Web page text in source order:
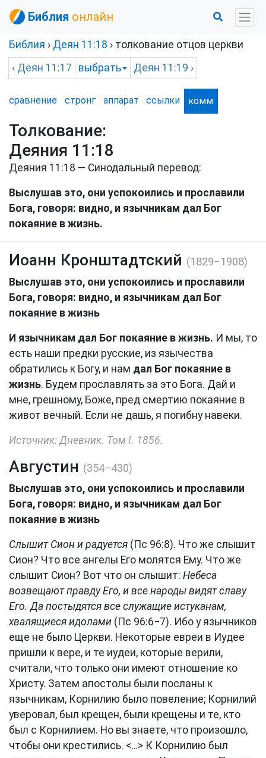
Библия онлайн
Библия › Деян 11:18 › толкование отцов церкви
‹ Деян 11:17 выбрать Деян 11:19 ›
сравнение стронг аппарат ссылки комм
Толкование:
Деяния 11:18
Деяния 11:18 — Синодальный перевод:
Выслушав это, они успокоились и прославили
Бога, говоря: видно, и язычникам дал Бог
покаяние в жизнь.
Иоанн Кронштадтский (1829−1908)
Выслушав это, они успокоились и прославили
Бога, говоря: видно, и язычникам дал Бог
покаяние в жизнь
И язычникам дал Бог покаяние в жизнь. И мы, то
есть наши предки русские, из язычества
обратились к Богу, и нам дал Бог покаяние в
жизнь. Будем прославлять за это Бога. Дай и
мне, грешному, Боже, пред смертию покаяние в
живот вечный. Если не дашь, я погибну навеки.
Источник: Дневник. Том I. 1856.
Августин (354−430)
Выслушав это, они успокоились и прославили
Бога, говоря: видно, и язычникам дал Бог
покаяние в жизнь
Слышит Сион и радуется (Пс 96:8). Что же слышит
Сион? Что все ангелы Его молятся Ему. Что же
слышит Сион? Вот что он слышит: Небеса
возвещают правду Его, и все народы видят славу
Его. Да постыдятся все служащие истуканам,
хвалящиеся идолами (Пс 96:6−7). Ибо у язычников
еще не было Церкви. Некоторые евреи в Иудее
пришли к вере, и те иудеи, которые верили,
считали, что только они имеют отношение ко
Христу. Затем апостолы были посланы к
язычникам, Корнилию было повеление; Корнилий
уверовал, был крещен, были крещены и те, кто
был с Корнилием. Но вы знаете, что произошло,
чтобы они крестились. <…> К Корнилию был